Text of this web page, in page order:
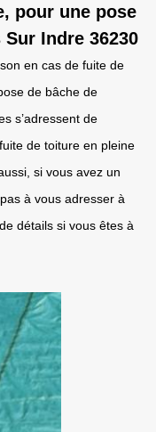
pour une pose
Indre 36230
en cas de fuite de
de bâche de
s’adressent de
de toiture en pleine
si vous avez un
à vous adresser à
détails si vous êtes à